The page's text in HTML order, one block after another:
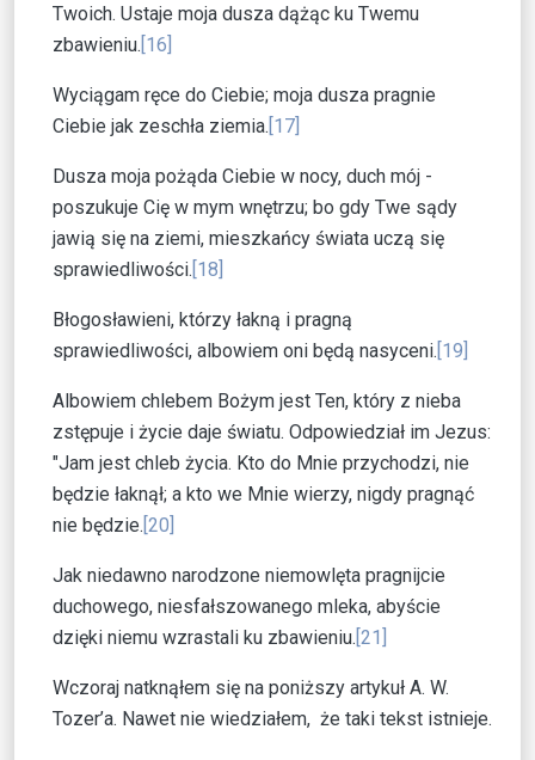
Twoich. Ustaje moja dusza dążąc ku Twemu
zbawieniu.[16]
Wyciągam ręce do Ciebie; moja dusza pragnie
Ciebie jak zeschła ziemia.[17]
Dusza moja pożąda Ciebie w nocy, duch mój -
poszukuje Cię w mym wnętrzu; bo gdy Twe sądy
jawią się na ziemi, mieszkańcy świata uczą się
sprawiedliwości.[18]
Błogosławieni, którzy łakną i pragną
sprawiedliwości, albowiem oni będą nasyceni.[19]
Albowiem chlebem Bożym jest Ten, który z nieba
zstępuje i życie daje światu. Odpowiedział im Jezus:
"Jam jest chleb życia. Kto do Mnie przychodzi, nie
będzie łaknął; a kto we Mnie wierzy, nigdy pragnąć
nie będzie.[20]
Jak niedawno narodzone niemowlęta pragnijcie
duchowego, niesfałszowanego mleka, abyście
dzięki niemu wzrastali ku zbawieniu.[21]
Wczoraj natknąłem się na poniższy artykuł A. W.
Tozer’a. Nawet nie wiedziałem, że taki tekst istnieje.